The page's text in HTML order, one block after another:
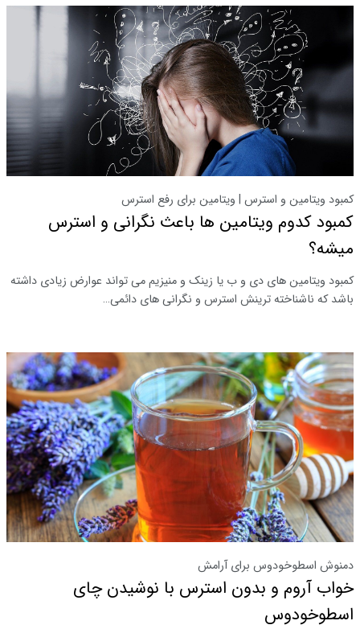
کمبود ویتامین و استرس | ویتامین برای رفع استرس
کمبود کدوم ویتامین ها باعث نگرانی و استرس
میشه؟
کمبود ویتامین های دی و ب یا زینک و منیزیم می تواند عوارض زیادی داشته
باشد که ناشناخته ترینش استرس و نگرانی های دائمی…
دمنوش اسطوخودوس برای آرامش
خواب آروم و بدون استرس با نوشیدن چای
اسطوخودوس